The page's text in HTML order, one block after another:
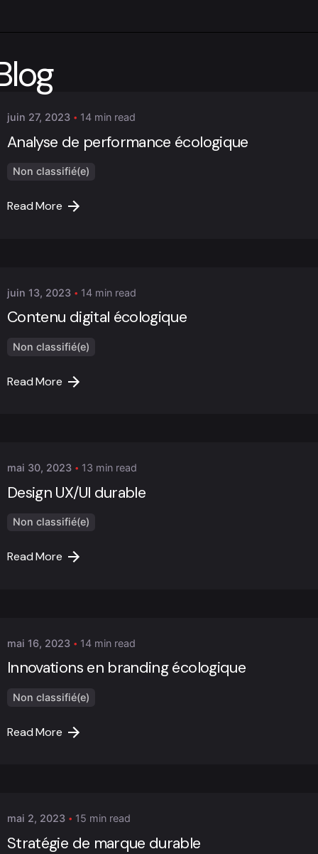
Marc Cheng
juin 27, 2023 14 min read
Analyse de performance écologique
Non classifié(e)
Read More
juin 13, 2023 14 min read
Contenu digital écologique
Non classifié(e)
Read More
mai 30, 2023 13 min read
Design UX/UI durable
Non classifié(e)
Read More
mai 16, 2023 14 min read
Innovations en branding écologique
Non classifié(e)
Read More
mai 2, 2023 15 min read
Stratégie de marque durable